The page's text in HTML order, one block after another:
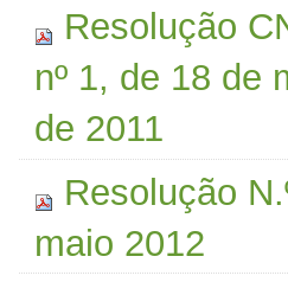
Resolução
nº 1, de 18 de
de 2011
Resolução
maio 2012